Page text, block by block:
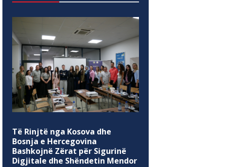
Të Rinjtë nga Kosova dhe
Bosnja e Hercegovina
Bashkojnë Zërat për Sigurinë
Digjitale dhe Shëndetin Mendor